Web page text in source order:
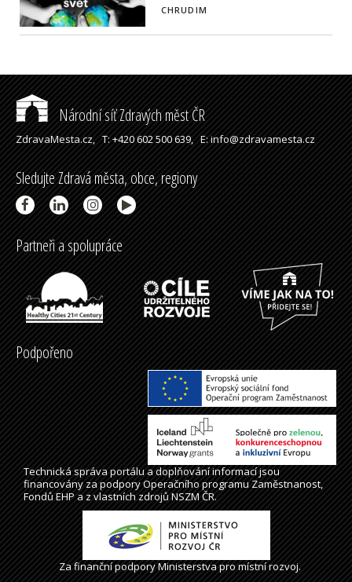
CHRUDIM
Národní síť Zdravých měst ČR
ZdravaMesta.cz,T: +420 602 500 639,E: info@zdravamesta.cz
Sledujte Zdravá města, obce, regiony
Partneři a spolupráce
Podpořeno
Technická správaportálua doplňování informací jsou
financovány za podpory Operačního programu Zaměstnanost,
Fondů EHP a z vlastních zdrojů NSZM ČR.
Za finanční podpory Ministerstva pro místní rozvoj.